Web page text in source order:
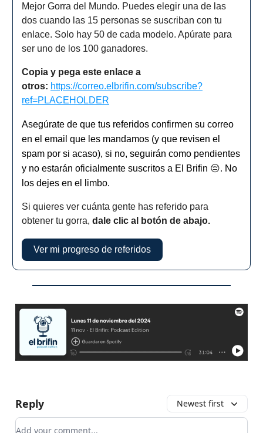
Mejor Gorra del Mundo. Puedes elegir una de las
dos cuando las 15 personas se suscriban con tu
enlace. Solo hay 50 de cada modelo. Apúrate para
ser uno de los 100 ganadores.
Copia y pega este enlace a
otros: https://correo.elbrifin.com/subscribe?
ref=PLACEHOLDER
Asegúrate de que tus referidos confirmen su correo
en el email que les mandamos (y que revisen el
spam por si acaso), si no, seguirán como pendientes
y no estarán oficialmente suscritos a El Brifin 😔. No
los dejes en el limbo.
Si quieres ver cuánta gente has referido para
obtener tu gorra, dale clic al botón de abajo.
Ver mi progreso de referidos
Reply Newest first
Add your comment